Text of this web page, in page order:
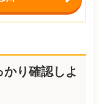
り確認しよ